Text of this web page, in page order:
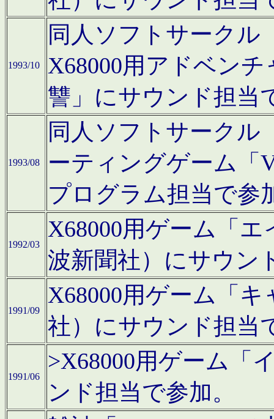
1993/10
同人ソフトサークル
X68000用アドベン
讐」にサウンド担当
1993/08
同人ソフトサークル
ーティングゲーム「
プログラム担当で参
1992/03
X68000用ゲーム「
波新聞社）にサウン
1991/09
X68000用ゲーム「
社）にサウンド担当
1991/06
>X68000用ゲーム「
ンド担当で参加。